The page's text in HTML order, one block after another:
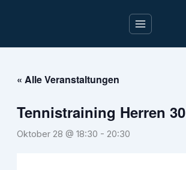
« Alle Veranstaltungen
Tennistraining Herren 30
Oktober 28 @ 18:30 - 20:30